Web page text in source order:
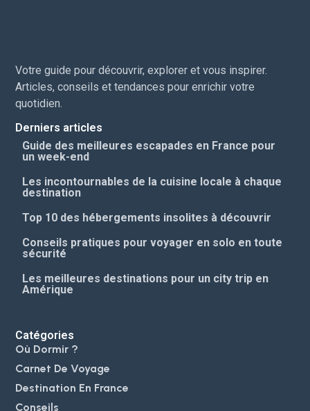
Votre guide pour découvrir, explorer et vous inspirer.
Articles, conseils et tendances pour enrichir votre
quotidien.
Derniers articles
Guide des meilleures escapades en France pour
un week-end
Les incontournables de la cuisine locale à chaque
destination
Top 10 des hébergements insolites à découvrir
Conseils pratiques pour voyager en solo en toute
sécurité
Les meilleures destinations pour un city trip en
Amérique
Catégories
Où Dormir ?
Carnet De Voyage
Destination En France
Conseils